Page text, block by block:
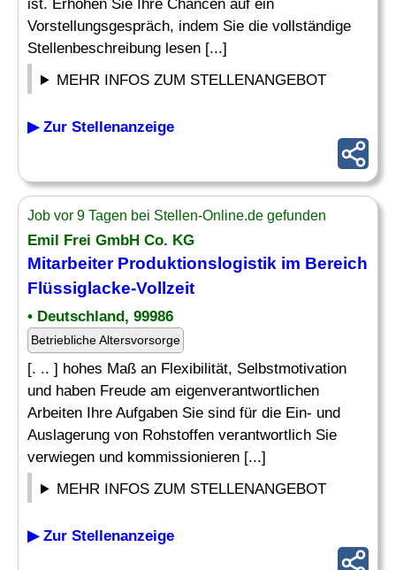
ist. Erhöhen Sie Ihre Chancen auf ein
Vorstellungsgespräch, indem Sie die vollständige
Stellenbeschreibung lesen [...]
MEHR INFOS ZUM STELLENANGEBOT
▶ Zur Stellenanzeige
Job vor 9 Tagen bei Stellen-Online.de gefunden
Emil Frei GmbH Co. KG
Mitarbeiter Produktionslogistik im Bereich
Flüssiglacke-Vollzeit
• Deutschland, 99986
Betriebliche Altersvorsorge
[. .. ] hohes Maß an Flexibilität, Selbstmotivation
und haben Freude am eigenverantwortlichen
Arbeiten Ihre Aufgaben Sie sind für die Ein- und
Auslagerung von Rohstoffen verantwortlich Sie
verwiegen und kommissionieren [...]
MEHR INFOS ZUM STELLENANGEBOT
▶ Zur Stellenanzeige